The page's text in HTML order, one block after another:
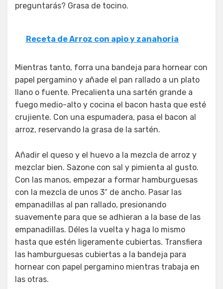
preguntarás? Grasa de tocino.
Receta de Arroz con apio y zanahoria
Mientras tanto, forra una bandeja para hornear con
papel pergamino y añade el pan rallado a un plato
llano o fuente. Precalienta una sartén grande a
fuego medio-alto y cocina el bacon hasta que esté
crujiente. Con una espumadera, pasa el bacon al
arroz, reservando la grasa de la sartén.
Añadir el queso y el huevo a la mezcla de arroz y
mezclar bien. Sazone con sal y pimienta al gusto.
Con las manos, empezar a formar hamburguesas
con la mezcla de unos 3″ de ancho. Pasar las
empanadillas al pan rallado, presionando
suavemente para que se adhieran a la base de las
empanadillas. Déles la vuelta y haga lo mismo
hasta que estén ligeramente cubiertas. Transfiera
las hamburguesas cubiertas a la bandeja para
hornear con papel pergamino mientras trabaja en
las otras.